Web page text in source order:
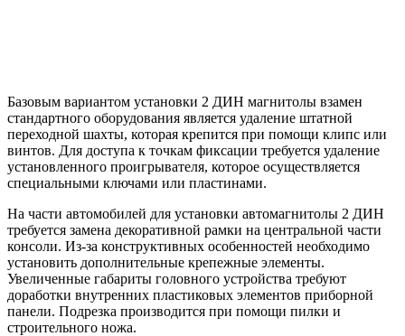
Базовым вариантом установки 2 ДИН магнитолы взамен
стандартного оборудования является удаление штатной
переходной шахты, которая крепится при помощи клипс или
винтов. Для доступа к точкам фиксации требуется удаление
установленного проигрывателя, которое осуществляется
специальными ключами или пластинами.
На части автомобилей для установки автомагнитолы 2 ДИН
требуется замена декоративной рамки на центральной части
консоли. Из-за конструктивных особенностей необходимо
установить дополнительные крепежные элементы.
Увеличенные габариты головного устройства требуют
доработки внутренних пластиковых элементов приборной
панели. Подрезка производится при помощи пилки и
строительного ножа.